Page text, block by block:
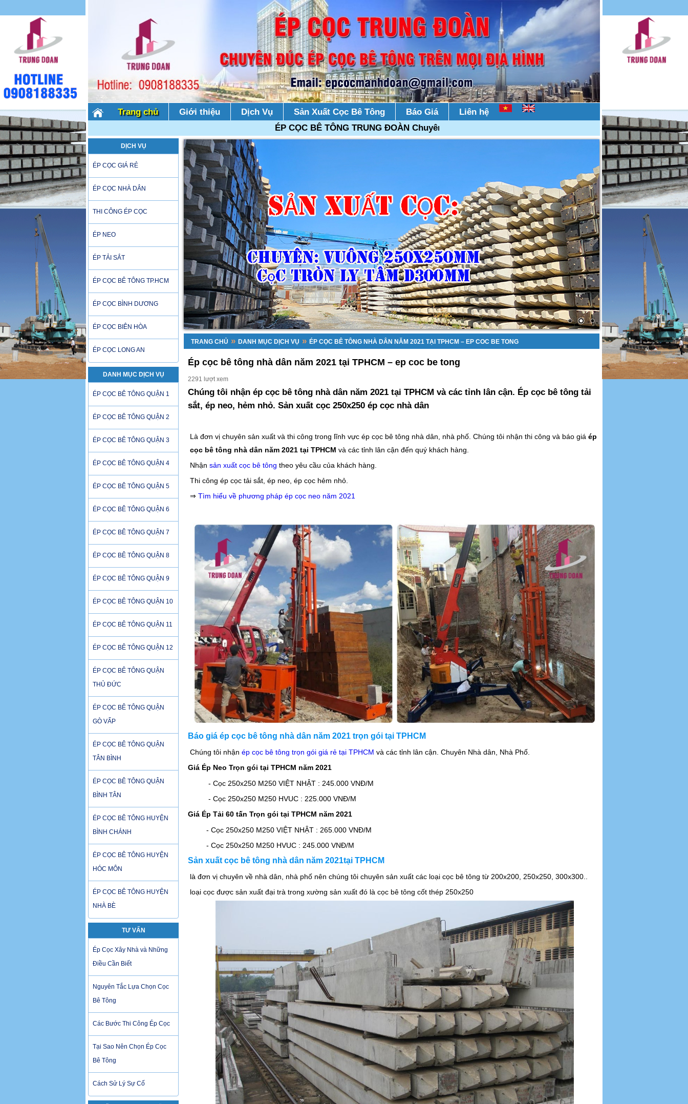
Trang chủ Giới thiệu Dịch Vụ Sản Xuất Cọc Bê Tông Báo Giá
Liên hệ
ÉP CỌC BÊ TÔNG TRUNG ĐOÀN Chuyên đúc ép cọc bê tông trên mọi địa hình, nhà dân, nhà phố, hẻm nhỏ.
DỊCH VỤ
ÉP CỌC GIÁ RẺ
ÉP CỌC NHÀ DÂN
THI CÔNG ÉP CỌC
ÉP NEO
ÉP TẢI SẮT
ÉP CỌC BÊ TÔNG TP.HCM
ÉP CỌC BÌNH DƯƠNG
ÉP CỌC BIÊN HÒA
ÉP CỌC LONG AN
DANH MỤC DỊCH VỤ
ÉP CỌC BÊ TÔNG QUẬN 1
ÉP CỌC BÊ TÔNG QUẬN 2
ÉP CỌC BÊ TÔNG QUẬN 3
ÉP CỌC BÊ TÔNG QUẬN 4
ÉP CỌC BÊ TÔNG QUẬN 5
ÉP CỌC BÊ TÔNG QUẬN 6
ÉP CỌC BÊ TÔNG QUẬN 7
ÉP CỌC BÊ TÔNG QUẬN 8
ÉP CỌC BÊ TÔNG QUẬN 9
ÉP CỌC BÊ TÔNG QUẬN 10
ÉP CỌC BÊ TÔNG QUẬN 11
ÉP CỌC BÊ TÔNG QUẬN 12
ÉP CỌC BÊ TÔNG QUẬN
THỦ ĐỨC
ÉP CỌC BÊ TÔNG QUẬN
GÒ VẤP
ÉP CỌC BÊ TÔNG QUẬN
TÂN BÌNH
ÉP CỌC BÊ TÔNG QUẬN
BÌNH TÂN
ÉP CỌC BÊ TÔNG HUYỆN
BÌNH CHÁNH
ÉP CỌC BÊ TÔNG HUYỆN
HÓC MÔN
ÉP CỌC BÊ TÔNG HUYỆN
NHÀ BÈ
TƯ VẤN
Ép Cọc Xây Nhà và Những
Điều Cần Biết
Nguyên Tắc Lựa Chọn Cọc
Bê Tông
Các Bước Thi Công Ép Cọc
Tại Sao Nên Chọn Ép Cọc
Bê Tông
Cách Sử Lý Sự Cố
TRANG CHỦ » DANH MỤC DỊCH VỤ » ÉP CỌC BÊ TÔNG NHÀ DÂN NĂM 2021 TẠI TPHCM – EP COC BE TONG
Ép cọc bê tông nhà dân năm 2021 tại TPHCM – ep coc be tong
2291 lượt xem
Chúng tôi nhận ép cọc bê tông nhà dân năm 2021 tại TPHCM và các tỉnh lân cận. Ép cọc bê tông tải
sắt, ép neo, hẻm nhỏ. Sản xuất cọc 250x250 ép cọc nhà dân
Là đơn vị chuyên sản xuất và thi công trong lĩnh vực ép cọc bê tông nhà dân, nhà phố. Chúng tôi nhận thi công và báo giá ép
cọc bê tông nhà dân năm 2021 tại TPHCM và các tỉnh lân cận đến quý khách hàng.
Nhận sản xuất cọc bê tông theo yêu cầu của khách hàng.
Thi công ép cọc tải sắt, ép neo, ép cọc hẻm nhỏ.
⇒ Tìm hiểu về phương pháp ép cọc neo năm 2021
Báo giá ép cọc bê tông nhà dân năm 2021 trọn gói tại TPHCM
Chúng tôi nhận ép cọc bê tông trọn gói giá rẻ tại TPHCM và các tỉnh lân cận. Chuyên Nhà dân, Nhà Phố.
Giá Ép Neo Trọn gói tại TPHCM năm 2021
- Cọc 250x250 M250 VIỆT NHẬT : 245.000 VNĐ/M
- Cọc 250x250 M250 HVUC : 225.000 VNĐ/M
Giá Ép Tải 60 tấn Trọn gói tại TPHCM năm 2021
- Cọc 250x250 M250 VIỆT NHẬT : 265.000 VNĐ/M
- Cọc 250x250 M250 HVUC : 245.000 VNĐ/M
Sản xuất cọc bê tông nhà dân năm 2021tại TPHCM
là đơn vị chuyên về nhà dân, nhà phố nên chúng tôi chuyên sản xuất các loại cọc bê tông từ 200x200, 250x250, 300x300..
loại cọc được sản xuất đại trà trong xường sản xuất đó là cọc bê tông cốt thép 250x250